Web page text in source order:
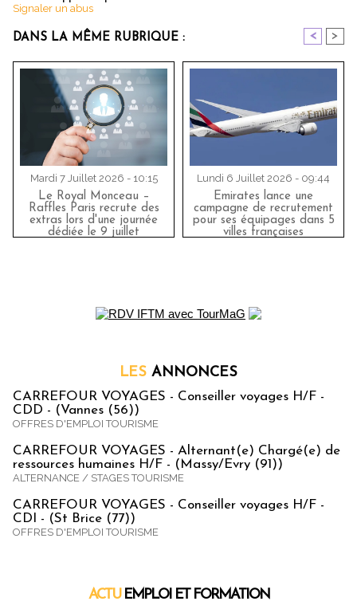
Signaler un abus
DANS LA MÊME RUBRIQUE : < >
Mardi 7 Juillet 2026 - 10:15
Le Royal Monceau –
Raffles Paris recrute des
extras lors d'une journée
dédiée le 9 juillet
Lundi 6 Juillet 2026 - 09:44
Emirates lance une
campagne de recrutement
pour ses équipages dans 5
villes françaises
LES ANNONCES
CARREFOUR VOYAGES - Conseiller voyages H/F -
CDD - (Vannes (56))
OFFRES D'EMPLOI TOURISME
CARREFOUR VOYAGES - Alternant(e) Chargé(e) de
ressources humaines H/F - (Massy/Evry (91))
ALTERNANCE / STAGES TOURISME
CARREFOUR VOYAGES - Conseiller voyages H/F -
CDI - (St Brice (77))
OFFRES D'EMPLOI TOURISME
ACTU EMPLOI ET FORMATION